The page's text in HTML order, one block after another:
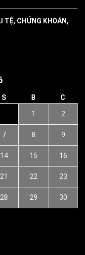
TỆ, CHỨNG KHOÁN,
S B C
1 2
7 8 9
14 15 16
21 22 23
28 29 30